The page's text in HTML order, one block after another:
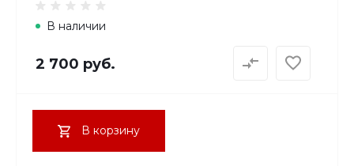
В наличии
2 700 руб.
В корзину